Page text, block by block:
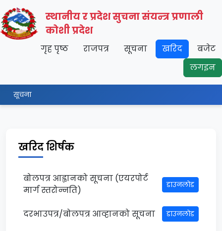
स्थानीय र प्रदेश सुचना संयन्त्र प्रणाली
कोशी प्रदेश
गृह पृष्ठ राजपत्र सूचना खरिद
बजेट
लगइन
सूचना
खरिद शिर्षक
बोलपत्र आह्वानको सूचना (एयरपोर्ट
मार्ग स्तरोन्नति)
डाउनलोड
दरभाउपत्र/बोलपत्र आव्हानको सूचना डाउनलोड